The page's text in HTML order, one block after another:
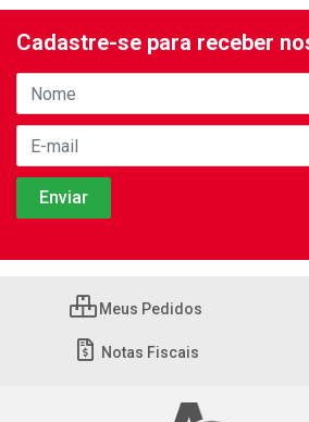
Cadastre-se para receber
Meus Pedidos
Notas Fiscais